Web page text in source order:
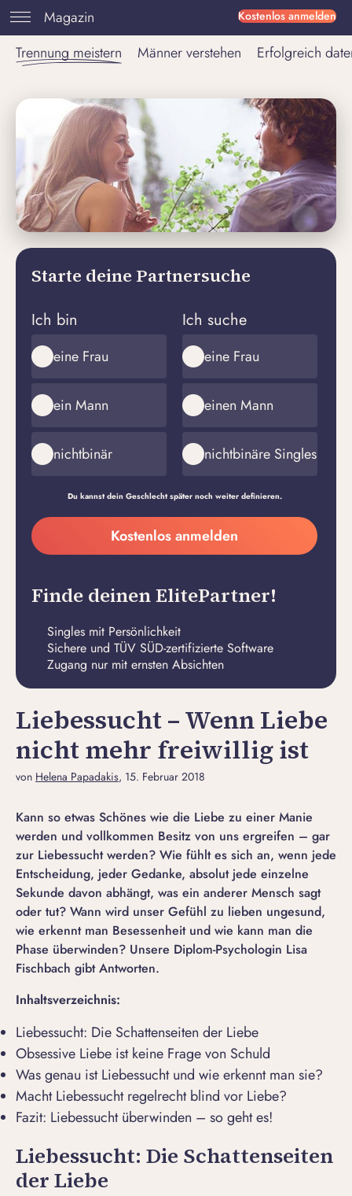
Kostenlos anmelden
Magazin
Trennung meistern
Männer verstehen Erfolgreich
Starte deine Partnersuche
Ich bin
eine Frau
ein Mann
nichtbinär
Ich suche
eine Frau
einen Mann
nichtbinäre Singles
Du kannst dein Geschlecht später noch weiter definieren.
Meine
E-
Adresse
erstellen
Kostenlos anmelden
Finde deinen ElitePartner!
Singles mit Persönlichkeit
Sichere und TÜV SÜD-zertifizierte Software
Zugang nur mit ernsten Absichten
Liebessucht – Wenn Liebe
nicht mehr freiwillig ist
von Helena Papadakis, 15. Februar 2018
Kann so etwas Schönes wie die Liebe zu einer Manie
werden und vollkommen Besitz von uns ergreifen – gar
zur Liebessucht werden? Wie fühlt es sich an, wenn jede
Entscheidung, jeder Gedanke, absolut jede einzelne
Sekunde davon abhängt, was ein anderer Mensch sagt
oder tut? Wann wird unser Gefühl zu lieben ungesund,
wie erkennt man Besessenheit und wie kann man die
Phase überwinden? Unsere Diplom-Psychologin Lisa
Fischbach gibt Antworten.
Inhaltsverzeichnis:
Liebessucht: Die Schattenseiten der Liebe
Obsessive Liebe ist keine Frage von Schuld
Was genau ist Liebessucht und wie erkennt man sie?
Macht Liebessucht regelrecht blind vor Liebe?
Fazit: Liebessucht überwinden – so geht es!
Liebessucht: Die Schattenseiten
der Liebe